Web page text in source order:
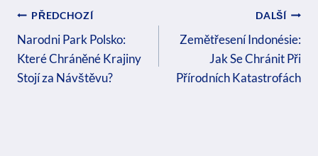
Navigace
Pro
Příspěvek
PŘEDCHOZÍ
Narodni Park Polsko:
Které Chráněné Krajiny
Stojí za Návštěvu?
DALŠÍ
Zemětřesení Indonésie:
Jak Se Chránit Při
Přírodních Katastrofách